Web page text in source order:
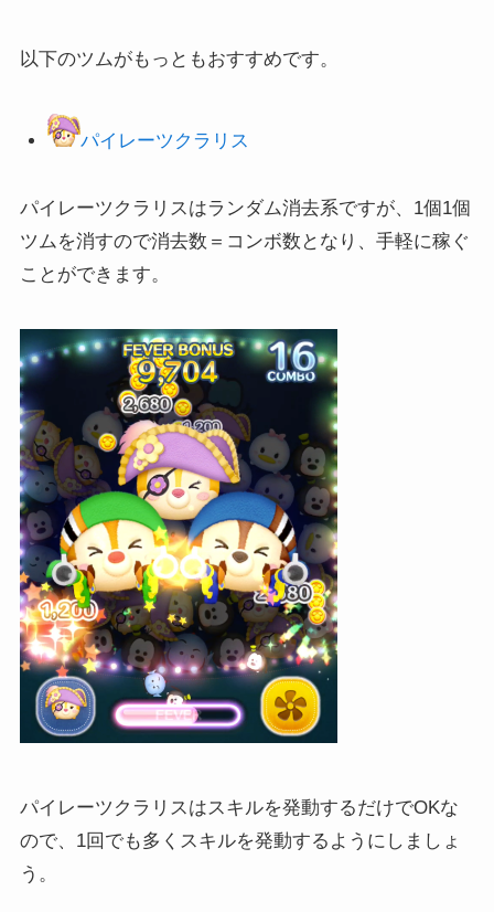
以下のツムがもっともおすすめです。
パイレーツクラリス
パイレーツクラリスはランダム消去系ですが、1個1個
ツムを消すので消去数＝コンボ数となり、手軽に稼ぐ
ことができます。
パイレーツクラリスはスキルを発動するだけでOKな
ので、1回でも多くスキルを発動するようにしましょ
う。